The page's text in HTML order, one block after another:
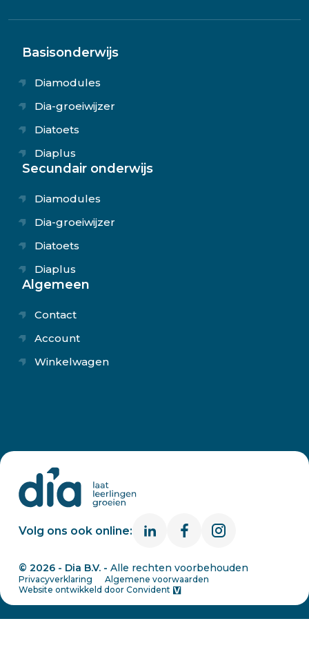
Basisonderwijs
Diamodules
Dia-groeiwijzer
Diatoets
Diaplus
Secundair onderwijs
Diamodules
Dia-groeiwijzer
Diatoets
Diaplus
Algemeen
Contact
Account
Winkelwagen
Volg ons ook online:
© 2026 - Dia B.V. - Alle rechten voorbehouden
Privacyverklaring
Algemene voorwaarden
Website ontwikkeld door Convident